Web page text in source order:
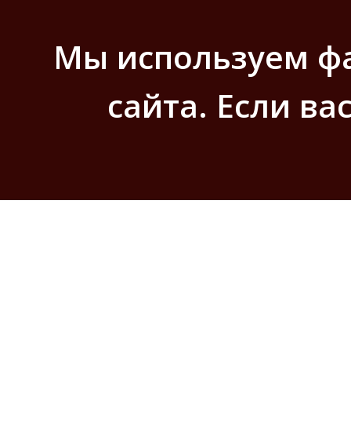
Мы используем
сайта. Если